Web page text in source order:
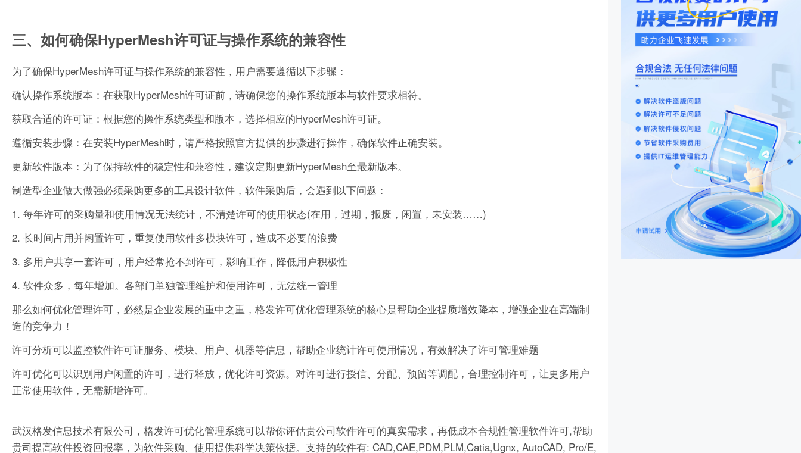
三、如何确保HyperMesh许可证与操作系统的兼容性
为了确保HyperMesh许可证与操作系统的兼容性，用户需要遵循以下步骤：
确认操作系统版本：在获取HyperMesh许可证前，请确保您的操作系统版本与软件要求相符。
获取合适的许可证：根据您的操作系统类型和版本，选择相应的HyperMesh许可证。
遵循安装步骤：在安装HyperMesh时，请严格按照官方提供的步骤进行操作，确保软件正确安装。
更新软件版本：为了保持软件的稳定性和兼容性，建议定期更新HyperMesh至最新版本。
制造型企业做大做强必须采购更多的工具设计软件，软件采购后，会遇到以下问题：
1. 每年许可的采购量和使用情况无法统计，不清楚许可的使用状态(在用，过期，报废，闲置，未安装……)
2. 长时间占用并闲置许可，重复使用软件多模块许可，造成不必要的浪费
3. 多用户共享一套许可，用户经常抢不到许可，影响工作，降低用户积极性
4. 软件众多，每年增加。各部门单独管理维护和使用许可，无法统一管理
那么如何优化管理许可，必然是企业发展的重中之重，格发许可优化管理系统的核心是帮助企业提质增效降本，增强企业在高端制
造的竞争力！
许可分析可以监控软件许可证服务、模块、用户、机器等信息，帮助企业统计许可使用情况，有效解决了许可管理难题
许可优化可以识别用户闲置的许可，进行释放，优化许可资源。对许可进行授信、分配、预留等调配，合理控制许可，让更多用户
正常使用软件，无需新增许可。
武汉格发信息技术有限公司，格发许可优化管理系统可以帮你评估贵公司软件许可的真实需求，再低成本合规性管理软件许可,帮助
贵司提高软件投资回报率，为软件采购、使用提供科学决策依据。支持的软件有: CAD,CAE,PDM,PLM,Catia,Ugnx, AutoCAD, Pro/E,